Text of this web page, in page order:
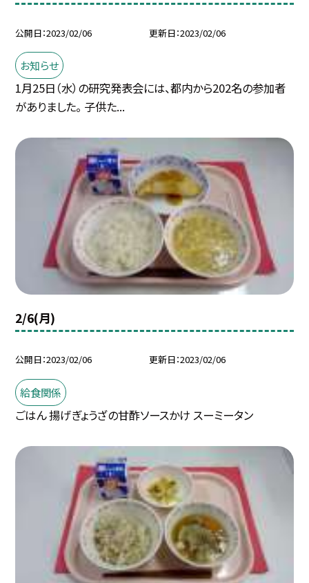
公開日 2023/02/06 更新日 2023/02/06
お知らせ
1月25日（水）の研究発表会には、都内から202名の参加者
がありました。 子供た...
2/6(月)
公開日 2023/02/06 更新日 2023/02/06
給食関係
ごはん 揚げぎょうざの甘酢ソースかけ スーミータン